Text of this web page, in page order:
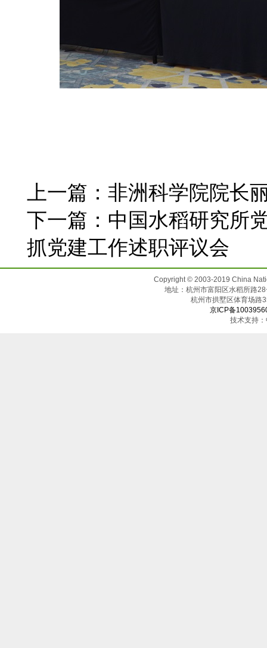
上一篇： 非洲科学院院长
下一篇： 中国水稻研究所
抓党建工作述职评议会
Copyright © 2003-2019 China
地址：杭州市富阳区水稻所路
杭州市拱墅区体
京ICP备
技术支持